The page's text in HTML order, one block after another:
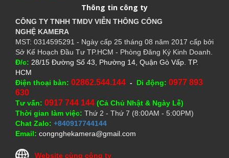
Thông tin công ty
CÔNG TY TNHH TMDV VIỄN THÔNG CÔNG
NGHỆ KAMERA
MST: 0314595291 - Ngày cấp 25 tháng 08 năm 2017 cấp bởi
Sở Kế Hoạch Đầu Tư TP.HCM - Phòng Đăng Ký Kinh Doanh.
Đ/c: 28/15 Đường Số 43, Phường 14, Quận Gò Vấp. TP.
HCM
Điện thoại bàn: 02862.544.144 - Di động: 0977 893
630
Tư vấn: 0917 744 144 (Cả Chủ Nhật & Ngày Lễ)
Thời gian làm việc: Thứ 2 - Thứ 7 (8:00AM - 5:00PM)
Chat Zalo: +840917744144
Email: congnghekamera@gmail.com
Website cùng công ty